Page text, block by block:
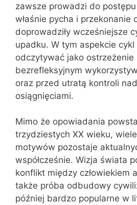
zawsze prowadzi do
właśnie pycha i przekonanie
doprowadziły wcześniejsze
upadku. W tym aspekcie cykl
odczytywać jako ostrzeżenie
bezrefleksyjnym
oraz przed utratą kontroli
osiągnięciami.
Mimo że opowiadania
trzydziestych XX wieku,
motywów pozostaje
współcześnie. Wizja świata
konflikt między człowiekiem
także próba odbudowy
później bardzo popularne w